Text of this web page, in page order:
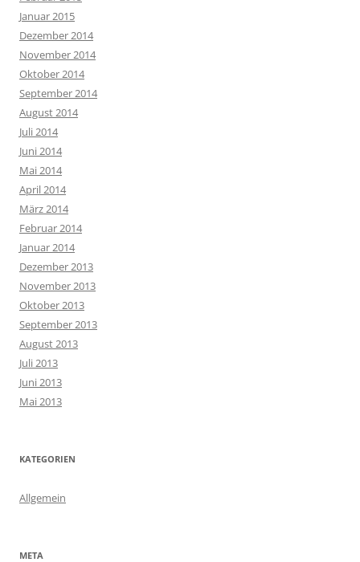
Januar 2015
Dezember 2014
November 2014
Oktober 2014
September 2014
August 2014
Juli 2014
Juni 2014
Mai 2014
April 2014
März 2014
Februar 2014
Januar 2014
Dezember 2013
November 2013
Oktober 2013
September 2013
August 2013
Juli 2013
Juni 2013
Mai 2013
KATEGORIEN
Allgemein
META